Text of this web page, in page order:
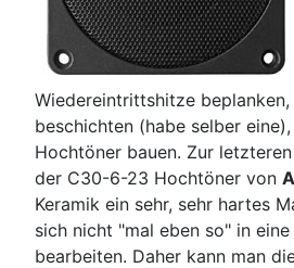
Wiedereintrittshitze
beschichten (habe selber
Hochtöner bauen. Zur
der C30-6-23 Hochtöner von
Keramik ein sehr, sehr hartes
sich nicht "mal eben so" in
bearbeiten. Daher kann man